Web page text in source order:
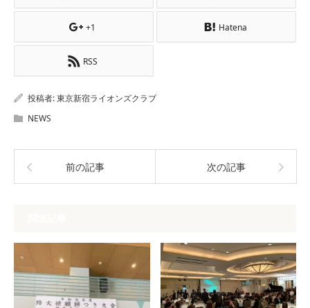
+1 Hatena
RSS
投稿者:東京新宿ライオンズクラブ
NEWS
前の記事 次の記事